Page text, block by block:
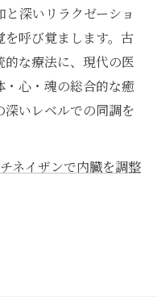
深いリラクゼーショ
を呼び覚まします。古
な療法に、現代の医
心・魂の総合的な癒
深いレベルでの同調を
ネイザンで内臓を調整